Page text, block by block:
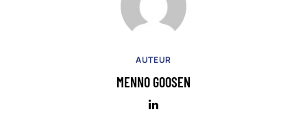
AUTEUR
MENNO GOOSEN